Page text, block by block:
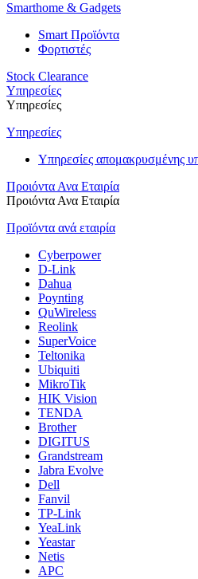
Smarthome & Gadgets
Smart Προϊόντα
Φορτιστές
Stock Clearance
Υπηρεσίες
Υπηρεσίες
Υπηρεσίες
Υπηρεσίες απομακρυσμένης
Προιόντα Ανα Εταιρία
Προιόντα Ανα Εταιρία
Προϊόντα ανά εταιρία
Cyberpower
D-Link
Dahua
Poynting
QuWireless
Reolink
SuperVoice
Teltonika
Ubiquiti
MikroTik
HIK Vision
TENDA
Brother
DIGITUS
Grandstream
Jabra Evolve
Dell
Fanvil
TP-Link
YeaLink
Yeastar
Netis
APC